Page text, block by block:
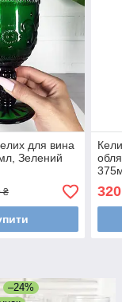
для вина
Зелений
₴ 320
–24%